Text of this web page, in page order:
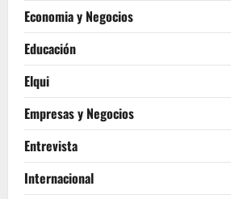
Economia y Negocios
Educación
Elqui
Empresas y Negocios
Entrevista
Internacional